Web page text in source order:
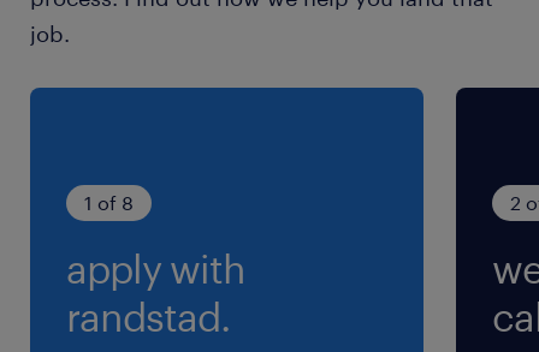
■寮社宅：社宅制度あり※当社規定による
■退職金制度：試用期間終了後加入
■給与日生芋支給
■お子様の看護休暇
■産休･介護休暇
■慶弔見舞金制度（結婚、出産 等）
■社内表彰制度
■育児短時間勤務制度（小学3年生まで）
job.
1 of 8
apply with
randstad.
2